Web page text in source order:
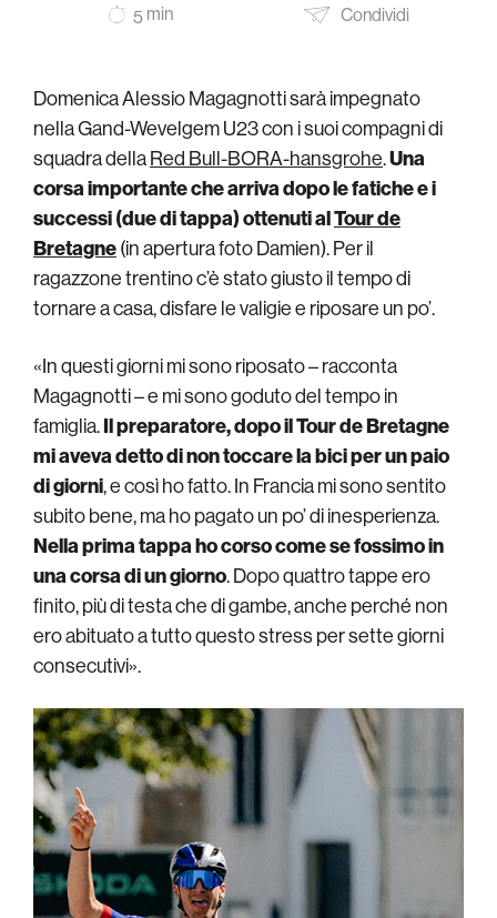
5 min Condividi
Domenica Alessio Magagnotti sarà impegnato
nella Gand-Wevelgem U23 con i suoi compagni di
squadra dellaRed Bull-BORA-hansgrohe.Una
corsa importante che arriva dopo le fatiche e i
successi (due di tappa) ottenuti alTour de
Bretagne(in apertura foto Damien). Per il
ragazzone trentino c’è stato giusto il tempo di
tornare a casa, disfare le valigie e riposare un po’.
«In questi giorni mi sono riposato – racconta
Magagnotti – e mi sono goduto del tempo in
famiglia.Il preparatore, dopo il Tour de Bretagne
mi aveva detto di non toccare la bici per un paio
di giorni, e così ho fatto. In Francia mi sono sentito
subito bene, ma ho pagato un po’ di inesperienza.
Nella prima tappa ho corso come se fossimo in
una corsa di un giorno. Dopo quattro tappe ero
finito, più di testa che di gambe, anche perché non
ero abituato a tutto questo stress per sette giorni
consecutivi».